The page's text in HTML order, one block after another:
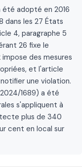
été adopté en 2016
dans les 27 États
4, paragraphe 5
26 fixe le
des mesures
et l'article
une violation.
1689) a été
s'appliquent à
plus de 340
cent en local sur